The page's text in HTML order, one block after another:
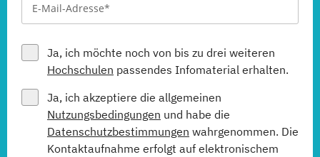
Ja, ich möchte noch von bis zu drei weiteren
Hochschulen passendes Infomaterial erhalten.
Ja, ich akzeptiere die allgemeinen
Nutzungsbedingungen und habe die
Datenschutzbestimmungen wahrgenommen. Die
Kontaktaufnahme erfolgt auf elektronischem